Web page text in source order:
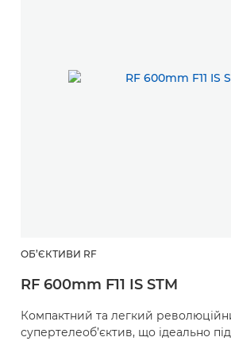
ОБ’ЄКТИВИ RF
RF 600mm F11 IS STM
Компактний та легкий
супертелеоб’єктив, що ідеально